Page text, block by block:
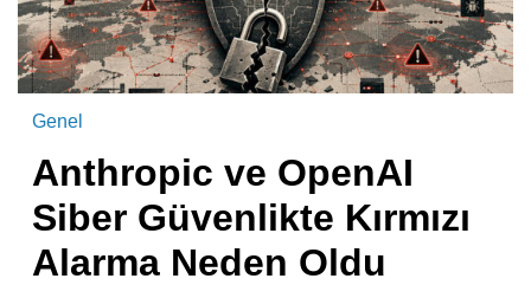
Genel
Anthropic ve OpenAI
Siber Güvenlikte Kırmızı
Alarma Neden Oldu